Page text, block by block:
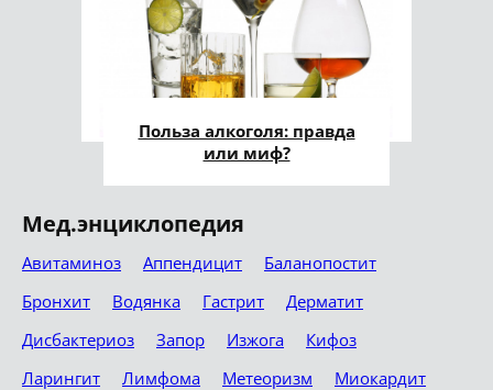
Польза алкоголя: правда
или миф?
Мед.энциклопедия
Авитаминоз Аппендицит
Баланопостит
Бронхит
Водянка Гастрит
Дерматит
Дисбактериоз
Запор Изжога
Кифоз
Ларингит
Лимфома Метеоризм
Миокардит